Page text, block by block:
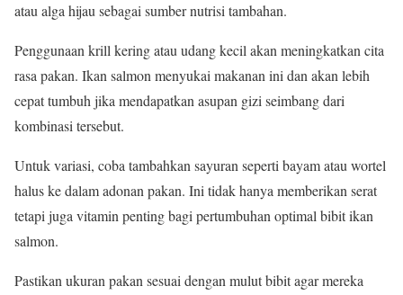
atau alga hijau sebagai sumber nutrisi tambahan.
Penggunaan krill kering atau udang kecil akan meningkatkan cita
rasa pakan. Ikan salmon menyukai makanan ini dan akan lebih
cepat tumbuh jika mendapatkan asupan gizi seimbang dari
kombinasi tersebut.
Untuk variasi, coba tambahkan sayuran seperti bayam atau wortel
halus ke dalam adonan pakan. Ini tidak hanya memberikan serat
tetapi juga vitamin penting bagi pertumbuhan optimal bibit ikan
salmon.
Pastikan ukuran pakan sesuai dengan mulut bibit agar mereka